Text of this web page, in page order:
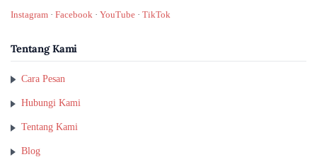
Instagram · Facebook · YouTube · TikTok
Tentang Kami
Cara Pesan
Hubungi Kami
Tentang Kami
Blog